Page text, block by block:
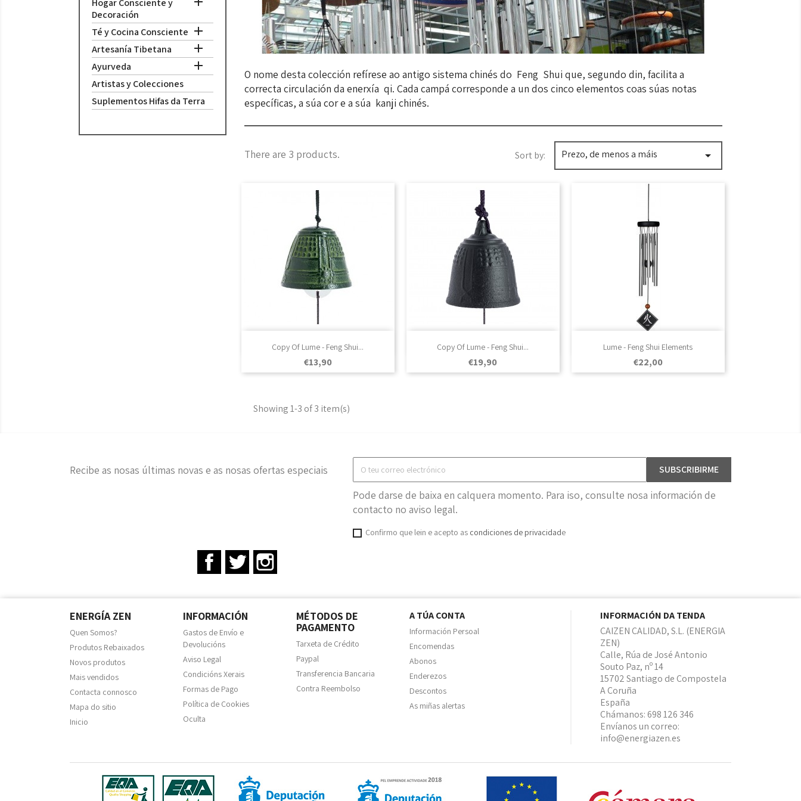
Hogar Consciente y
Decoración
Té y Cocina Consciente 
Artesanía Tibetana 
Ayurveda 
Artistas y Colecciones
Suplementos Hifas da Terra
O nome desta colección refírese ao antigo sistema chinés do Feng Shui que, segundo din, facilita a
correcta circulación da enerxía qi. Cada campá corresponde a un dos cinco elementos coas súas notas
específicas, a súa cor e a súa kanji chinés.
There are 3 products. Sort by: Prezo, de menos a máis 
Copy Of Lume - Feng Shui...
Prezo
€13,90
Vista rápida Copy Of Lume - Feng Shui...
Prezo
€19,90
Vista rápida Lume - Feng Shui Elements
Prezo
€22,00
Vista rápida
Showing 1-3 of 3 item(s)
Recibe as nosas últimas novas e as nosas ofertas especiais
Pode darse de baixa en calquera momento. Para iso, consulte nosa información de
contacto no aviso legal.
Confirmo que lein e acepto as condiciones de privacidade
FacebookTwitter
ENERGÍA ZEN
Quen Somos?
Produtos Rebaixados
Novos produtos
Mais vendidos
Contacta connosco
Mapa do sitio
Inicio
INFORMACIÓN
Gastos de Envío e
Devolucións
Aviso Legal
Condicións Xerais
Formas de Pago
Política de Cookies
Oculta
MÉTODOS DE
PAGAMENTO
Tarxeta de Crédito
Paypal
Transferencia Bancaria
Contra Reembolso
A TÚA CONTA
Información Persoal
Encomendas
Abonos
Enderezos
Descontos
As miñas alertas
INFORMACIÓN DA TENDA
CAIZEN CALIDAD, S.L. (ENERGIA
ZEN)
Calle, Rúa de José Antonio
Souto Paz, nº 14
15702 Santiago de Compostela
A Coruña
España
Chámanos: 698 126 346
Envíanos un correo:
info@energiazen.es